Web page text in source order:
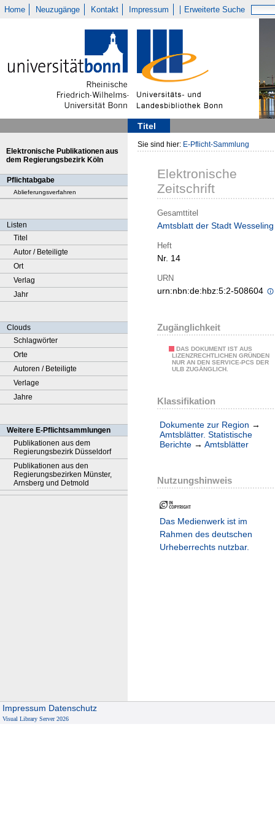
Home Neuzugänge Kontakt Impressum Erweiterte Suche
Titel
Elektronische Publikationen aus
dem Regierungsbezirk Köln
Pflichtabgabe
Ablieferungsverfahren
Listen
Titel
Autor / Beteiligte
Ort
Verlag
Jahr
Clouds
Schlagwörter
Orte
Autoren / Beteiligte
Verlage
Jahre
Weitere E-Pflichtsammlungen
Publikationen aus dem
Regierungsbezirk Düsseldorf
Publikationen aus den
Regierungsbezirken Münster,
Arnsberg und Detmold
Sie sind hier: E-Pflicht-Sammlung
Elektronische
Zeitschrift
Gesamttitel
Amtsblatt der Stadt Wesseling
Heft
Nr. 14
URN
urn:nbn:de:hbz:5:2-508604
Zugänglichkeit
DAS DOKUMENT IST AUS
LIZENZRECHTLICHEN GRÜNDEN
NUR AN DEN SERVICE-PCS DER
ULB ZUGÄNGLICH.
Klassifikation
Dokumente zur Region →
Amtsblätter. Statistische
Berichte → Amtsblätter
Nutzungshinweis
Das Medienwerk ist im
Rahmen des deutschen
Urheberrechts nutzbar.
Impressum Datenschutz
Visual Library Server 2026